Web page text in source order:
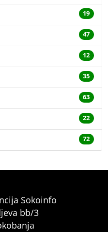
19
47
12
35
63
22
72
Sokoinfo
bb/3